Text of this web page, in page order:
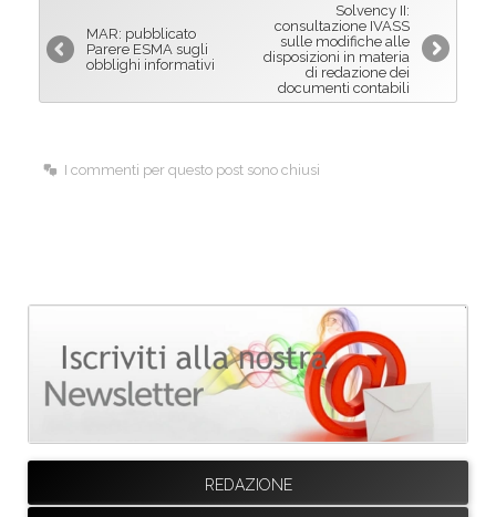
o
d
I
MAR: pubblicato
Parere ESMA sugli
obblighi informativi
Solvency II:
consultazione IVASS
sulle modifiche alle
disposizioni in materia
di redazione dei
documenti contabili
I commenti per questo post sono chiusi
REDAZIONE